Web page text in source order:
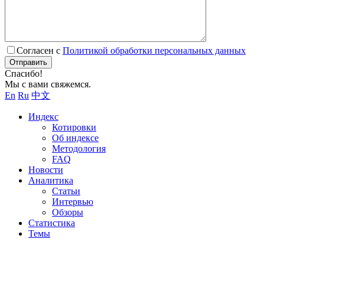
Согласен с Политикой обработки персональных данных
Отправить
Спасибо!
Мы с вами свяжемся.
En Ru 中文
Индекс
Котировки
Об индексе
Методология
FAQ
Новости
Аналитика
Статьи
Интервью
Обзоры
Статистика
Темы